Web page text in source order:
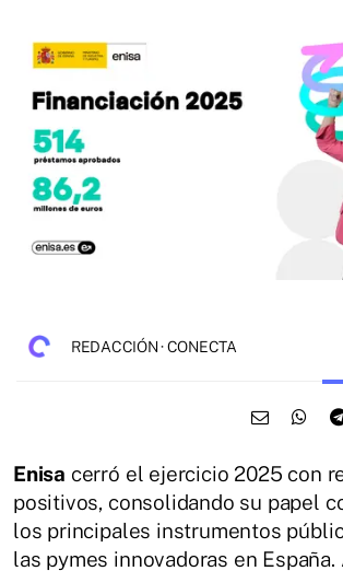
REDACCIÓN · CONECTA
Enisa cerró el ejercicio 2025 con
positivos, consolidando su papel
los principales instrumentos
las pymes innovadoras en